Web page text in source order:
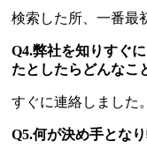
検索した所、一番最
Q4.弊社を知りすぐ
たとしたらどんなこ
すぐに連絡しました。
Q5.何が決め手とな